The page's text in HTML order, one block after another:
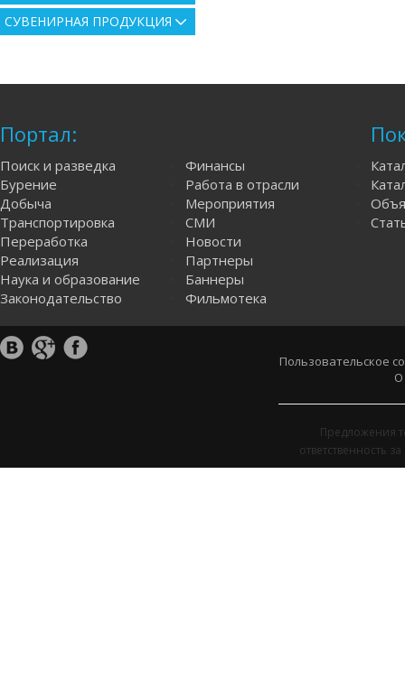
СУВЕНИРНАЯ ПРОДУКЦИЯ
Портал:
Поиск и разведка
Бурение
Добыча
Транспортировка
Переработка
Реализация
Наука и образование
Законодательство
Финансы
Работа в отрасли
Мероприятия
СМИ
Новости
Партнеры
Баннеры
Фильмотека
Пользовательское
О
Предложения
ответственность